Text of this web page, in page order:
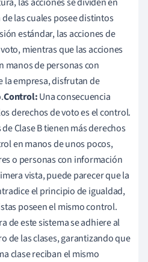
las cuales posee distintos
estándar, las acciones de
mientras que las acciones
manos de personas con
empresa, disfrutan de
Control:Una consecuencia
derechos de voto es el control.
Clase B tienen más derechos
en manos de unos pocos,
o personas con información
vista, puede parecer que la
el principio de igualdad,
poseen el mismo control.
de este sistema se adhiere al
de las clases, garantizando que
clase reciban el mismo